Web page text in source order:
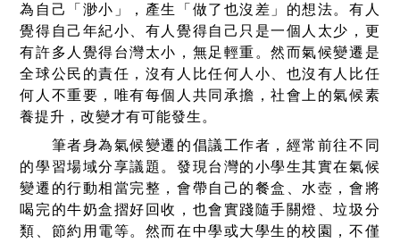
為自己「渺小」，產生「做了也沒差」的想法。有人
覺得自己年紀小、有人覺得自己只是一個人太少，更
有許多人覺得台灣太小，無足輕重。然而氣候變遷是
全球公民的責任，沒有人比任何人小、也沒有人比任
何人不重要，唯有每個人共同承擔，社會上的氣候素
養提升，改變才有可能發生。
筆者身為氣候變遷的倡議工作者，經常前往不同
的學習場域分享議題。發現台灣的小學生其實在氣候
變遷的行動相當完整，會帶自己的餐盒、水壺，會將
喝完的牛奶盒摺好回收，也會實踐隨手關燈、垃圾分
類、節約用電等。然而在中學或大學生的校園，不僅